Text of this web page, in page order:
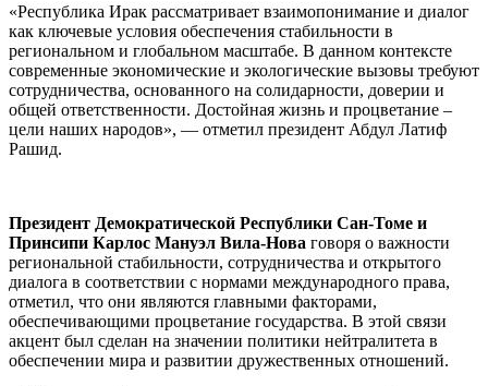
«Республика Ирак рассматривает взаимопонимание и диалог
как ключевые условия обеспечения стабильности в
региональном и глобальном масштабе. В данном контексте
современные экономические и экологические вызовы требуют
сотрудничества, основанного на солидарности, доверии и
общей ответственности. Достойная жизнь и процветание –
цели наших народов», — отметил президент Абдул Латиф
Рашид.
Президент Демократической Республики Сан-Томе и
Принсипи Карлос Мануэл Вила-Нова говоря о важности
региональной стабильности, сотрудничества и открытого
диалога в соответствии с нормами международного права,
отметил, что они являются главными факторами,
обеспечивающими процветание государства. В этой связи
акцент был сделан на значении политики нейтралитета в
обеспечении мира и развитии дружественных отношений.